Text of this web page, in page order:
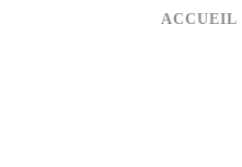
ACCUEIL